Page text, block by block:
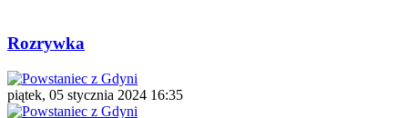
Rozrywka
piątek, 05 stycznia 2024 16:35